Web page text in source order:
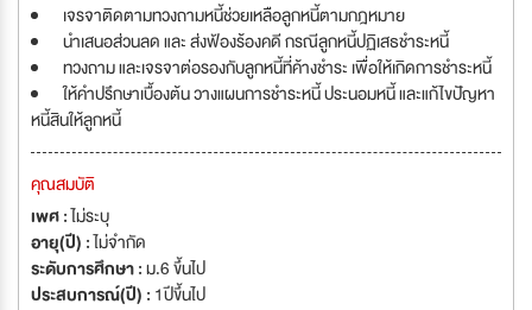
เจรจาติดตามทวงถามหนี้ช่วยเหลือลูกหนี้ตามกฎหมาย
นำเสนอส่วนลด และ ส่งฟ้องร้องคดี กรณีลูกหนี้ปฏิเสธชำระหนี้
ทวงถาม และเจรจาต่อรองกับลูกหนี้ที่ค้างชำระ เพื่อให้เกิดการชำระหนี้
ให้คำปรึกษาเบื้องต้น วางแผนการชำระหนี้ ประนอมหนี้ และแก้ไขปัญหา
หนี้สินให้ลูกหนี้
คุณสมบัติ
เพศ :ไม่ระบุ
อายุ(ปี) :ไม่จำกัด
ระดับการศึกษา :ม.6 ขึ้นไป
ประสบการณ์(ปี) : 1ปีขึ้นไป